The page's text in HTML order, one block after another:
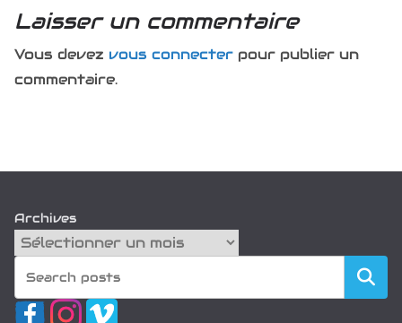
Laisser un commentaire
Vous devez vous connecter pour publier un
commentaire.
Archives